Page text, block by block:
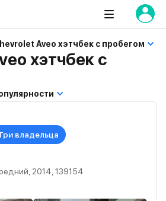
Aveo хэтчбек с пробегом
хэтчбек с
владельца
2014, 139154